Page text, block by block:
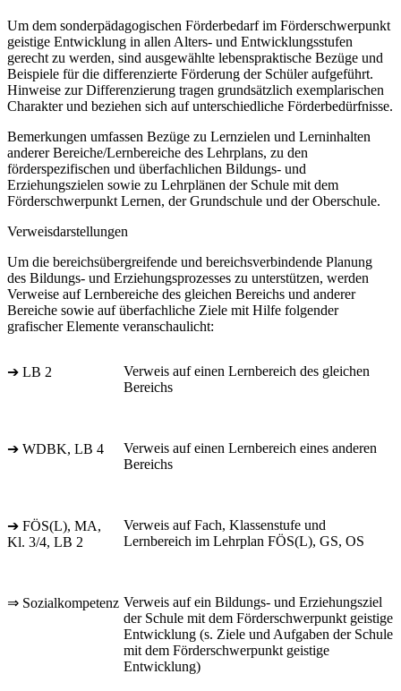
Um dem sonderpädagogischen Förderbedarf im Förderschwerpunkt
geistige Entwicklung in allen Alters- und Entwicklungsstufen
gerecht zu werden, sind ausgewählte lebenspraktische Bezüge und
Beispiele für die differenzierte Förderung der Schüler aufgeführt.
Hinweise zur Differenzierung tragen grundsätzlich exemplarischen
Charakter und beziehen sich auf unterschiedliche Förderbedürfnisse.
Bemerkungen umfassen Bezüge zu Lernzielen und Lerninhalten
anderer Bereiche/Lernbereiche des Lehrplans, zu den
förderspezifischen und überfachlichen Bildungs- und
Erziehungszielen sowie zu Lehrplänen der Schule mit dem
Förderschwerpunkt Lernen, der Grundschule und der Oberschule.
Verweisdarstellungen
Um die bereichsübergreifende und bereichsverbindende Planung
des Bildungs- und Erziehungsprozesses zu unterstützen, werden
Verweise auf Lernbereiche des gleichen Bereichs und anderer
Bereiche sowie auf überfachliche Ziele mit Hilfe folgender
grafischer Elemente veranschaulicht:
➔ LB 2
Verweis auf einen Lernbereich des gleichen
Bereichs
➔ WDBK, LB 4
Verweis auf einen Lernbereich eines anderen
Bereichs
➔ FÖS(L), MA,
Kl. 3/4, LB 2
Verweis auf Fach, Klassenstufe und
Lernbereich im Lehrplan FÖS(L), GS, OS
⇒ Sozialkompetenz Verweis auf ein Bildungs- und Erziehungsziel
der Schule mit dem Förderschwerpunkt geistige
Entwicklung (s. Ziele und Aufgaben der Schule
mit dem Förderschwerpunkt geistige
Entwicklung)